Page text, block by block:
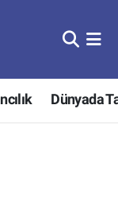
Dünyada